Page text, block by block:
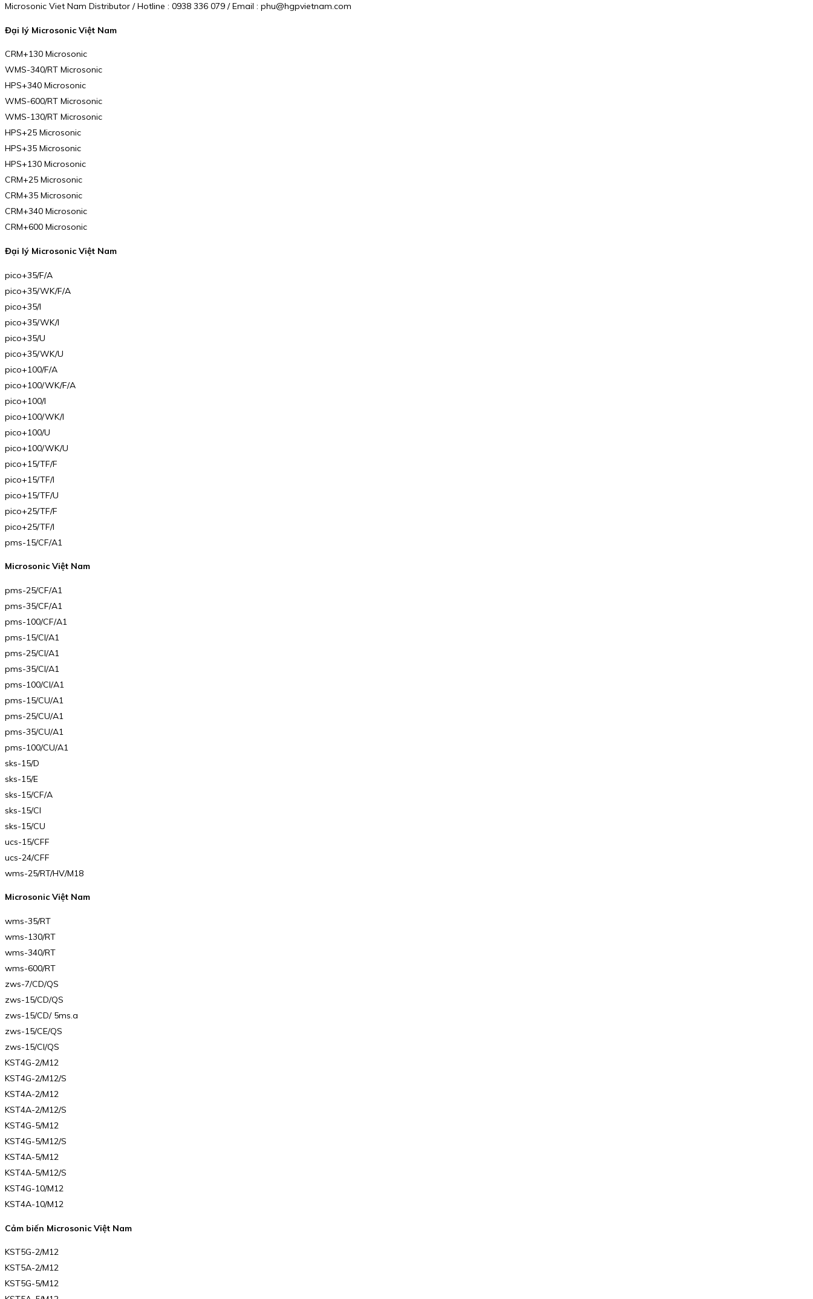
Microsonic Viet Nam Distributor / Hotline : 0938 336 079 / Email : phu@hgpvietnam.com
Đại lý Microsonic Việt Nam
CRM+130 Microsonic
WMS-340/RT Microsonic
HPS+340 Microsonic
WMS-600/RT Microsonic
WMS-130/RT Microsonic
HPS+25 Microsonic
HPS+35 Microsonic
HPS+130 Microsonic
CRM+25 Microsonic
CRM+35 Microsonic
CRM+340 Microsonic
CRM+600 Microsonic
Đại lý Microsonic Việt Nam
pico+35/F/A
pico+35/WK/F/A
pico+35/I
pico+35/WK/I
pico+35/U
pico+35/WK/U
pico+100/F/A
pico+100/WK/F/A
pico+100/I
pico+100/WK/I
pico+100/U
pico+100/WK/U
pico+15/TF/F
pico+15/TF/I
pico+15/TF/U
pico+25/TF/F
pico+25/TF/I
pms-15/CF/A1
Microsonic Việt Nam
pms-25/CF/A1
pms-35/CF/A1
pms-100/CF/A1
pms-15/CI/A1
pms-25/CI/A1
pms-35/CI/A1
pms-100/CI/A1
pms-15/CU/A1
pms-25/CU/A1
pms-35/CU/A1
pms-100/CU/A1
sks-15/D
sks-15/E
sks-15/CF/A
sks-15/CI
sks-15/CU
ucs-15/CFF
ucs-24/CFF
wms-25/RT/HV/M18
Microsonic Việt Nam
wms-35/RT
wms-130/RT
wms-340/RT
wms-600/RT
zws-7/CD/QS
zws-15/CD/QS
zws-15/CD/ 5ms.a
zws-15/CE/QS
zws-15/CI/QS
KST4G-2/M12
KST4G-2/M12/S
KST4A-2/M12
KST4A-2/M12/S
KST4G-5/M12
KST4G-5/M12/S
KST4A-5/M12
KST4A-5/M12/S
KST4G-10/M12
KST4A-10/M12
Cảm biến Microsonic Việt Nam
KST5G-2/M12
KST5A-2/M12
KST5G-5/M12